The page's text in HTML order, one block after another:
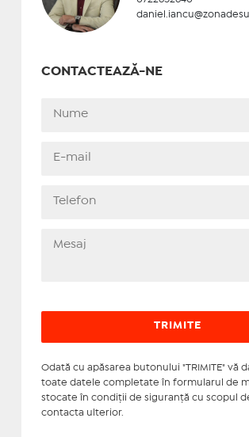
CONTACTEAZĂ-NE
Odată cu apăsarea butonului "TRIMITE" vă
toate datele completate în formularul de
stocate în condiţii de siguranţă cu scopul
contacta ulterior.